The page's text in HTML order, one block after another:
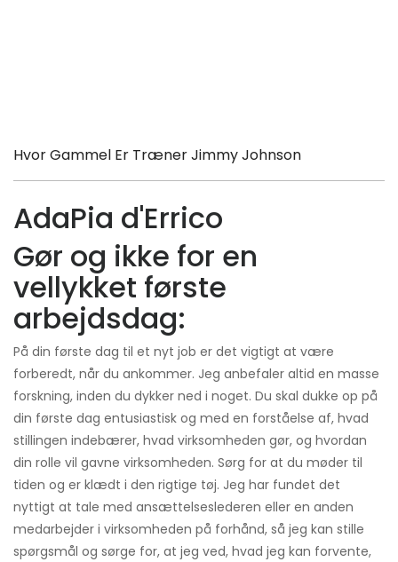
Hvor Gammel Er Træner Jimmy Johnson
AdaPia d'Errico
Gør og ikke for en
vellykket første
arbejdsdag:
På din første dag til et nyt job er det vigtigt at være
forberedt, når du ankommer. Jeg anbefaler altid en masse
forskning, inden du dykker ned i noget. Du skal dukke op på
din første dag entusiastisk og med en forståelse af, hvad
stillingen indebærer, hvad virksomheden gør, og hvordan
din rolle vil gavne virksomheden. Sørg for at du møder til
tiden og er klædt i den rigtige tøj. Jeg har fundet det
nyttigt at tale med ansættelseslederen eller en anden
medarbejder i virksomheden på forhånd, så jeg kan stille
spørgsmål og sørge for, at jeg ved, hvad jeg kan forvente,